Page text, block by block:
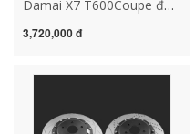
Damai X7 T600Coupe đục
trước sau T700
3,720,000 đ